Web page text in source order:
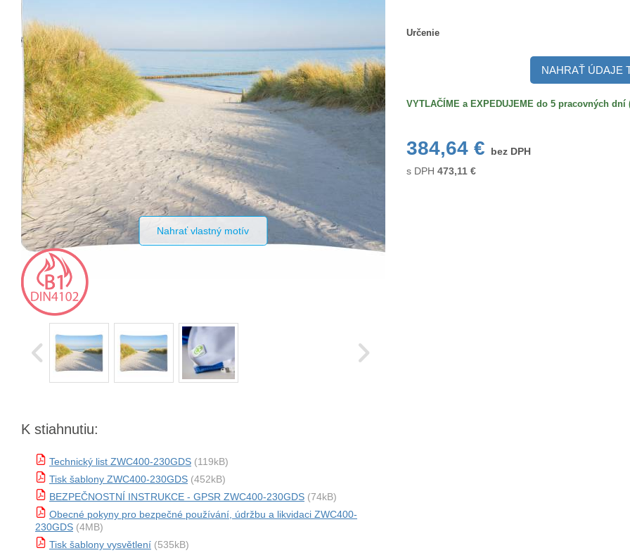
Nahrať vlastný motív
K stiahnutiu:
Technický list ZWC400-230GDS (119kB)
Tisk šablony ZWC400-230GDS (452kB)
BEZPEČNOSTNÍ INSTRUKCE - GPSR ZWC400-230GDS (74kB)
Obecné pokyny pro bezpečné používání, údržbu a likvidaci ZWC400-
230GDS (4MB)
Tisk šablony vysvětlení (535kB)
Určenie
NAHRAŤ ÚDAJE
VYTLAČÍME a EXPEDUJEME do 5 pracovných
384,64 €
bez DPH
s DPH 473,11€